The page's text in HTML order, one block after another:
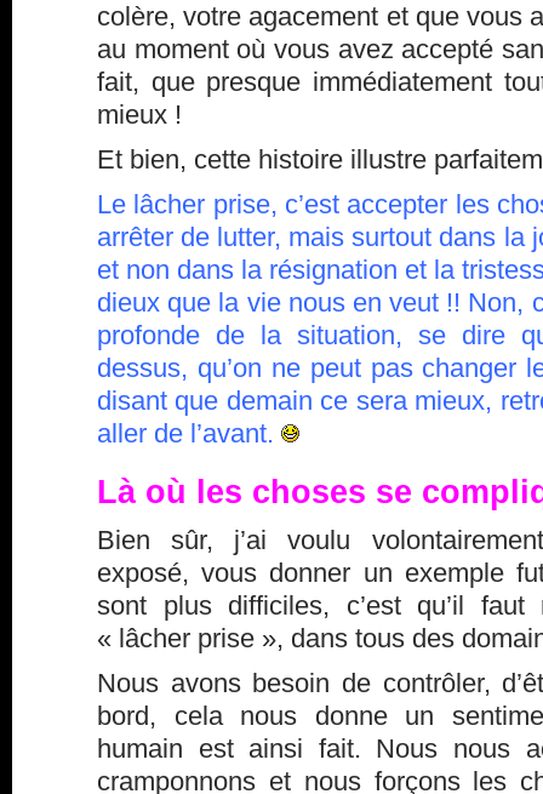
colère, votre agacement et que vous
au moment où vous avez accepté
fait, que presque immédiatement
mieux !
Et bien, cette histoire illustre
Le lâcher prise, c’est accepter les
arrêter de lutter, mais surtout dans la
et non dans la résignation et la
dieux que la vie nous en veut !! Non,
profonde de la situation, se dire
dessus, qu’on ne peut pas changer
disant que demain ce sera mieux,
aller de l’avant.
Là où les choses se
Bien sûr, j’ai voulu
exposé, vous donner un exemple
sont plus difficiles, c’est qu’il
« lâcher prise », dans tous des
Nous avons besoin de contrôler,
bord, cela nous donne un
humain est ainsi fait. Nous nous
cramponnons et nous forçons les